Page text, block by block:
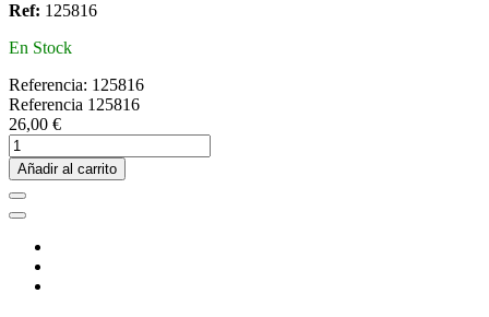
Ref: 125816
En Stock
Referencia: 125816
Referencia 125816
26,00 €
Añadir al carrito